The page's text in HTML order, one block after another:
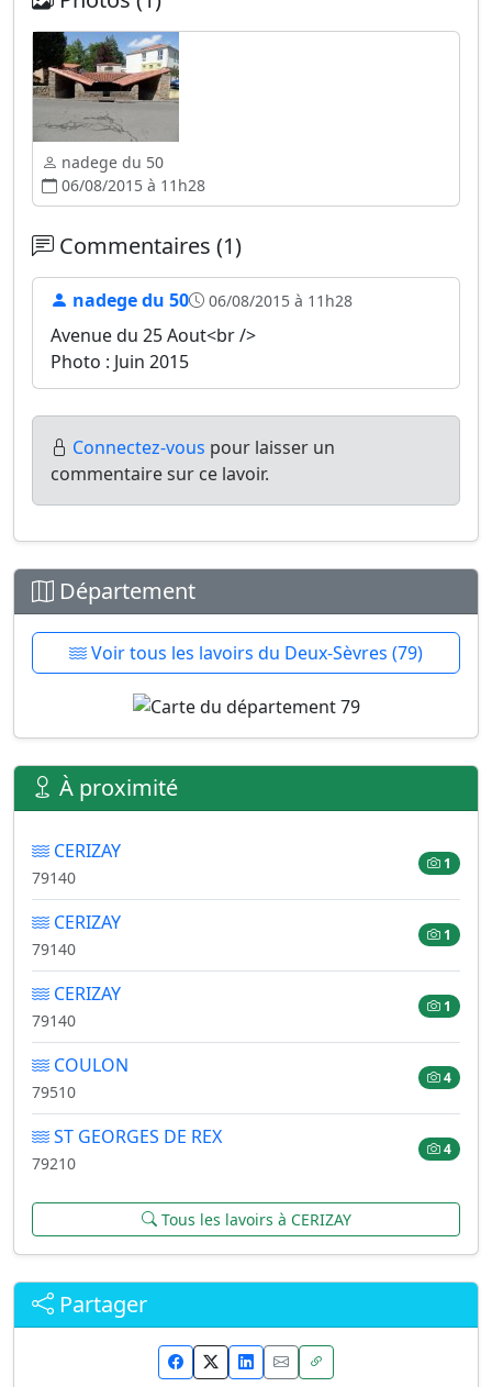
nadege du 50
06/08/2015 à 11h28
Commentaires (1)
nadege du 50 06/08/2015 à 11h28
Avenue du 25 Aout<br />
Photo : Juin 2015
Connectez-vous pour laisser un
commentaire sur ce lavoir.
Département
Voir tous les lavoirs du Deux-Sèvres (79)
À proximité
CERIZAY
79140
1
CERIZAY
79140
1
CERIZAY
79140
1
COULON
79510
4
ST GEORGES DE REX
79210
4
Tous les lavoirs à CERIZAY
Partager